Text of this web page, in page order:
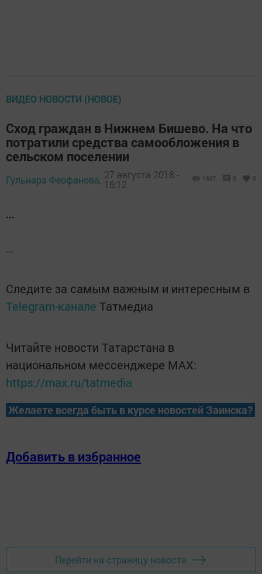
ВИДЕО НОВОСТИ (НОВОЕ)
Сход граждан в Нижнем Бишево. На что
потратили средства самообложения в
сельском поселении
Гульнара Феофанова, 27 августа 2018 -
16:12
1607 0 0
...
...
Следите за самым важным и интересным в
Telegram-канале Татмедиа
Читайте новости Татарстана в
национальном мессенджере MАХ:
https://max.ru/tatmedia
Желаете всегда быть в курсе новостей Заинска?
Добавить в избранное
Перейти на страницу новости